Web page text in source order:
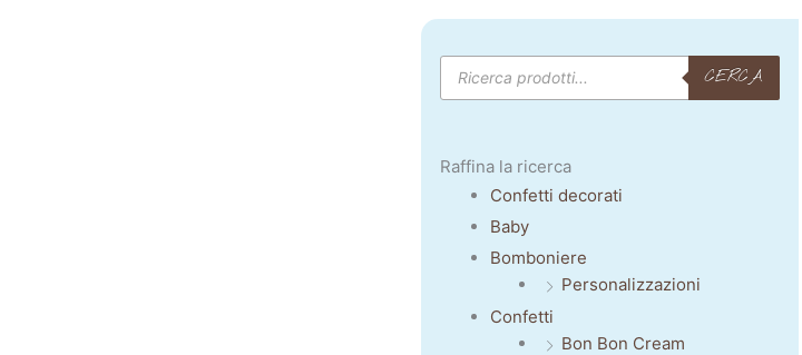
Products
search CERCA
Raffina la ricerca
Confetti decorati
Baby
Bomboniere
Personalizzazioni
Confetti
Bon Bon Cream